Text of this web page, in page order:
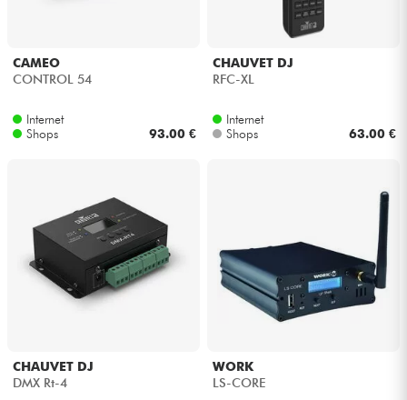
CAMEO
CONTROL 54
Internet
Shops
93.00 €
CHAUVET DJ
RFC-XL
Internet
Shops
63.00 €
CHAUVET DJ
DMX Rt-4
WORK
LS-CORE